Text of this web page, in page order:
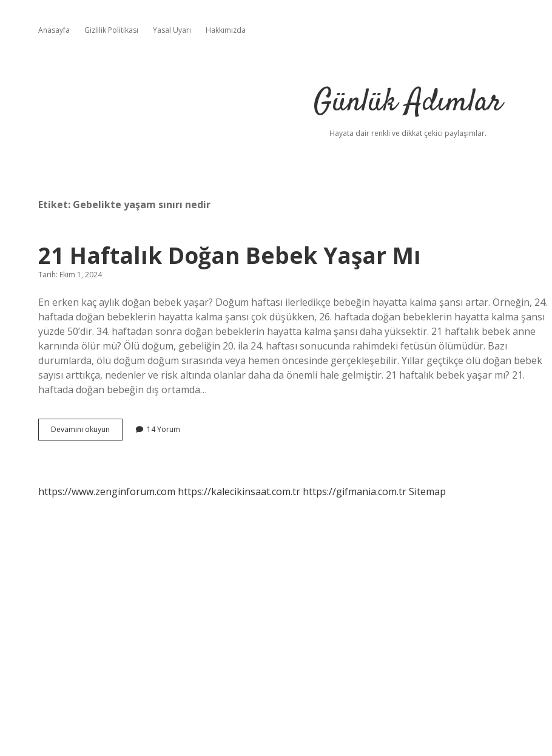
Anasayfa Gizlilik Politikası Yasal Uyarı Hakkımızda
Günlük Adımlar
Hayata dair renkli ve dikkat çekici paylaşımlar.
Etiket: Gebelikte yaşam sınırı nedir
21 Haftalık Doğan Bebek Yaşar Mı
Tarih: Ekim 1, 2024
En erken kaç aylık doğan bebek yaşar? Doğum haftası ilerledikçe bebeğin hayatta kalma şansı artar. Örneğin, 24.
haftada doğan bebeklerin hayatta kalma şansı çok düşükken, 26. haftada doğan bebeklerin hayatta kalma şansı
yüzde 50’dir. 34. haftadan sonra doğan bebeklerin hayatta kalma şansı daha yüksektir. 21 haftalık bebek anne
karnında ölür mü? Ölü doğum, gebeliğin 20. ila 24. haftası sonucunda rahimdeki fetüsün ölümüdür. Bazı
durumlarda, ölü doğum doğum sırasında veya hemen öncesinde gerçekleşebilir. Yıllar geçtikçe ölü doğan bebek
sayısı arttıkça, nedenler ve risk altında olanlar daha da önemli hale gelmiştir. 21 haftalık bebek yaşar mı? 21.
haftada doğan bebeğin dış ortamda…
Devamını okuyun
Haftalık
14 Yorum
https://www.zenginforum.com https://kalecikinsaat.com.tr https://gifmania.com.trSitemap